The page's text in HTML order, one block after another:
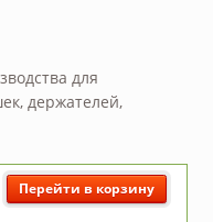
для
держателей,
Перейти в корзину